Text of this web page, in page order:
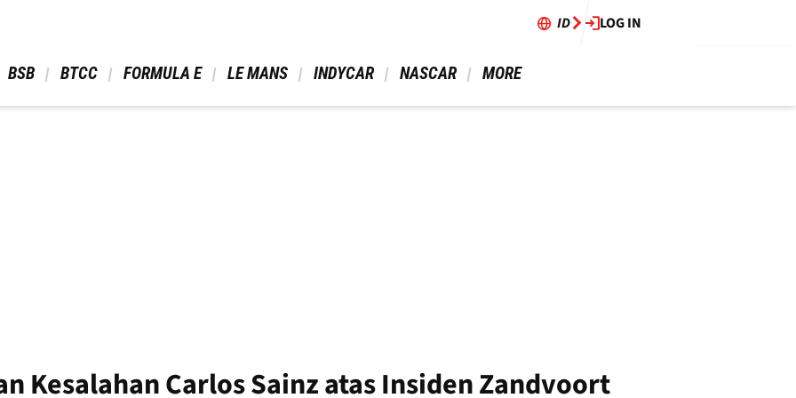
ID LOG IN
BSB BTCC FORMULA E LE MANS INDYCAR NASCAR MORE
Kesalahan Carlos Sainz atas Insiden Zandvoort